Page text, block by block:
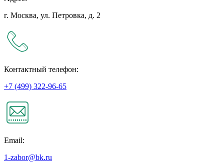
г. Москва, ул. Петровка, д. 2
Контактный телефон:
+7 (499) 322-96-65
Email:
1-zabor@bk.ru